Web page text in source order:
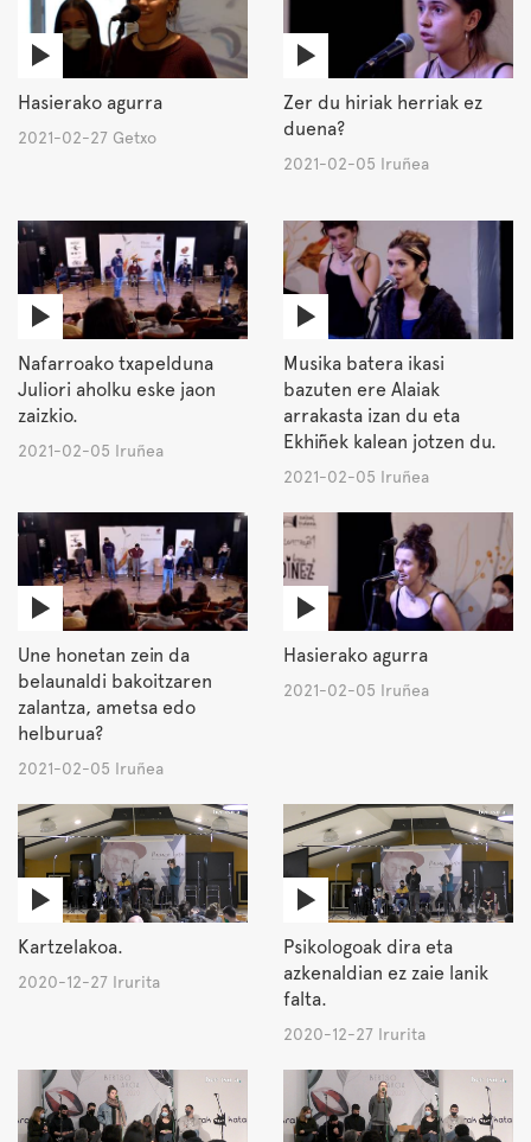
Hasierako agurra
2021-02-27 Getxo
Zer du hiriak herriak ez
duena?
2021-02-05 Iruñea
Nafarroako txapelduna
Juliori aholku eske jaon
zaizkio.
2021-02-05 Iruñea
Musika batera ikasi
bazuten ere Alaiak
arrakasta izan du eta
Ekhiñek kalean jotzen du.
2021-02-05 Iruñea
Une honetan zein da
belaunaldi bakoitzaren
zalantza, ametsa edo
helburua?
2021-02-05 Iruñea
Hasierako agurra
2021-02-05 Iruñea
Kartzelakoa.
2020-12-27 Irurita
Psikologoak dira eta
azkenaldian ez zaie lanik
falta.
2020-12-27 Irurita